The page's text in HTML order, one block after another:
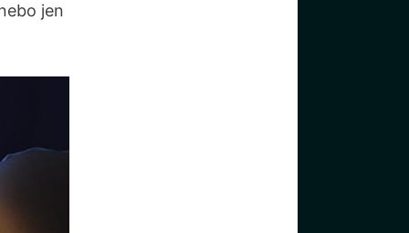
jen